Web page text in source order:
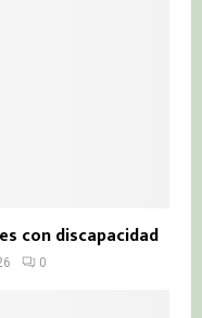
con discapacidad
0